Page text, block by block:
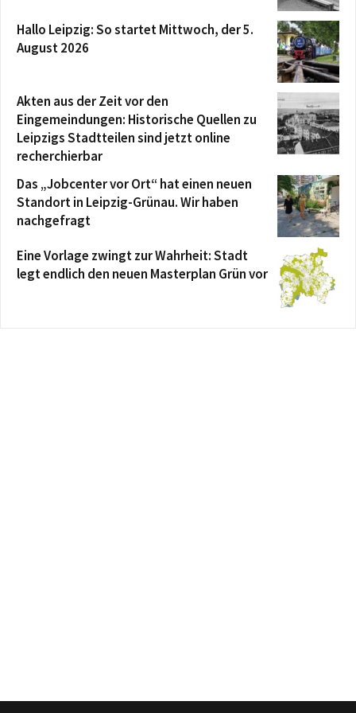
Hallo Leipzig: So startet Mittwoch, der 5.
August 2026
Akten aus der Zeit vor den
Eingemeindungen: Historische Quellen zu
Leipzigs Stadtteilen sind jetzt online
recherchierbar
Das „Jobcenter vor Ort“ hat einen neuen
Standort in Leipzig-Grünau. Wir haben
nachgefragt
Eine Vorlage zwingt zur Wahrheit: Stadt
legt endlich den neuen Masterplan Grün vor